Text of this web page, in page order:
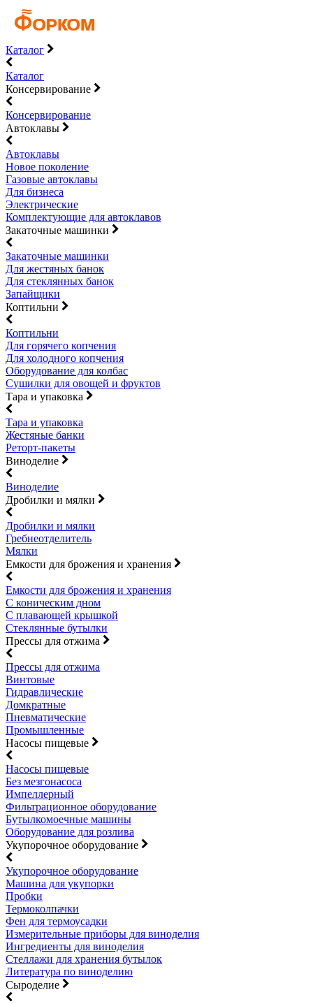
Каталог
Каталог
Консервирование
Консервирование
Автоклавы
Автоклавы
Новое поколение
Газовые автоклавы
Для бизнеса
Электрические
Комплектующие для автоклавов
Закаточные машинки
Закаточные машинки
Для жестяных банок
Для стеклянных банок
Запайщики
Коптильни
Коптильни
Для горячего копчения
Для холодного копчения
Оборудование для колбас
Сушилки для овощей и фруктов
Тара и упаковка
Тара и упаковка
Жестяные банки
Реторт-пакеты
Виноделие
Виноделие
Дробилки и мялки
Дробилки и мялки
Гребнеотделитель
Мялки
Емкости для брожения и хранения
Емкости для брожения и хранения
С коническим дном
С плавающей крышкой
Стеклянные бутылки
Прессы для отжима
Прессы для отжима
Винтовые
Гидравлические
Домкратные
Пневматические
Промышленные
Насосы пищевые
Насосы пищевые
Без мезгонасоса
Импеллерный
Фильтрационное оборудование
Бутылкомоечные машины
Оборудование для розлива
Укупорочное оборудование
Укупорочное оборудование
Машина для укупорки
Пробки
Термоколпачки
Фен для термоусадки
Измерительные приборы для виноделия
Ингредиенты для виноделия
Стеллажи для хранения бутылок
Литература по виноделию
Сыроделие